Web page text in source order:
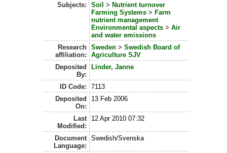
Subjects:
Soil >Nutrient turnover
Farming Systems >Farm
nutrient management
Environmental aspects >Air
and water emissions
Research
affiliation:
Sweden >Swedish Board of
Agriculture SJV
Deposited
By:
Linder, Janne
ID Code:
7113
Deposited
On:
13 Feb 2006
Last
Modified:
12 Apr 2010 07:32
Document
Language:
Swedish/Svenska